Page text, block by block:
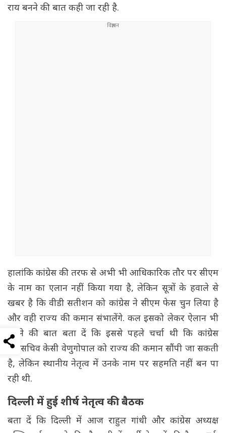
राय बनने की बात कही जा रही है.
हालांकि कांग्रेस की तरफ से अभी भी आधिकारिक तौर पर सीएम
के नाम का एलान नहीं किया गया है, लेकिन सूत्रों के हवाले से
खबर है कि वीडी सतीशन को कांग्रेस ने सीएम फेस चुन लिया है
और वही राज्य की कमान संभालेंगे. कल इसको लेकर ऐलान भी
करने की बात बता दें कि इससे पहले चर्चा थी कि कांग्रेस
महासचिव केसी वेणुगोपाल को राज्य की कमान सौंपी जा सकती
है, लेकिन स्थानीय नेतृत्व में उनके नाम पर सहमति नहीं बन पा
रही थी.
दिल्ली में हुई शीर्ष नेतृत्व की बैठक
बता दें कि दिल्ली में आज राहुल गांधी और कांग्रेस अध्यक्ष